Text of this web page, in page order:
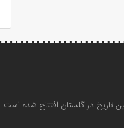
تاریخ در گلستان افتتاح شده است